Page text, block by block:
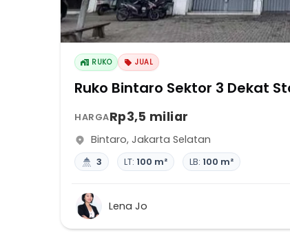
RUKO JUAL
Ruko Bintaro Sektor 3 Dekat
HARGARp3,5 miliar
Bintaro, Jakarta Selatan
3 LT: 100 m² LB: 100 m²
Lena Jo